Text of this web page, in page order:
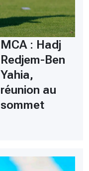
MCA : Hadj
Redjem-Ben
Yahia,
réunion au
sommet